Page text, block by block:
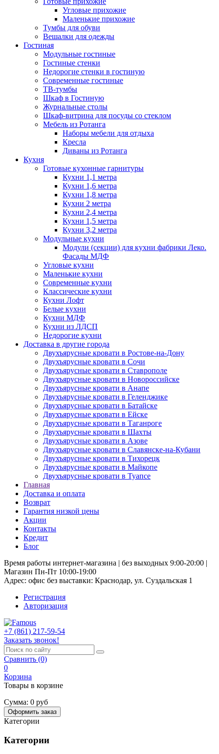
Угловые прихожие
Маленькие прихожие
Тумбы для обуви
Вешалки для одежды
Гостиная
Модульные гостиные
Гостиные стенки
Недорогие стенки в гостиную
Современные гостиные
ТВ-тумбы
Шкаф в Гостиную
Журнальные столы
Шкаф-витрина для посуды со стеклом
Мебель из Ротанга
Наборы мебели для отдыха
Кресла
Диваны из Ротанга
Кухня
Готовые кухонные гарнитуры
Кухни 1,1 метра
Кухни 1,6 метра
Кухни 1,8 метра
Кухни 2 метра
Кухни 2,4 метра
Кухни 1,5 метра
Кухни 3,2 метра
Модульные кухни
Модули (секции) для кухни фабрики Леко.
Фасады МДФ
Угловые кухни
Маленькие кухни
Современные кухни
Классические кухни
Кухни Лофт
Белые кухни
Кухни МДФ
Кухни из ЛДСП
Недорогие кухни
Доставка в другие города
Двухъярусные кровати в Ростове-на-Дону
Двухъярусные кровати в Сочи
Двухъярусные кровати в Ставрополе
Двухъярусные кровати в Новороссийске
Двухъярусные кровати в Анапе
Двухъярусные кровати в Геленджике
Двухъярусные кровати в Батайске
Двухъярусные кровати в Ейске
Двухъярусные кровати в Таганроге
Двухъярусные кровати в Шахты
Двухъярусные кровати в Азове
Двухъярусные кровати в Славянске-на-Кубани
Двухъярусные кровати в Тихорецк
Двухъярусные кровати в Майкопе
Двухъярусные кровати в Туапсе
Главная
Доставка и оплата
Возврат
Гарантия низкой цены
Акции
Контакты
Кредит
Блог
Время работы интернет-магазина | без выходных 9:00-20:00 |
Магазин Пн-Пт 10:00-19:00
Адрес: офис без выставки: Краснодар, ул. Суздальская 1
Регистрация
Авторизация
+7 (861) 217-59-54
Заказать звонок!
Сравнить (0)
0
Корзина
Товары в корзине
Сумма: 0 руб
Оформить заказ
Категории
Категории